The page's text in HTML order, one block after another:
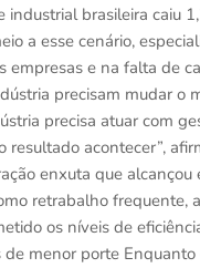
industrial brasileira caiu
a esse cenário,
e na falta de
precisam mudar
precisa atuar com
resultado acontecer”,
enxuta que
retrabalho
os níveis de
menor porte